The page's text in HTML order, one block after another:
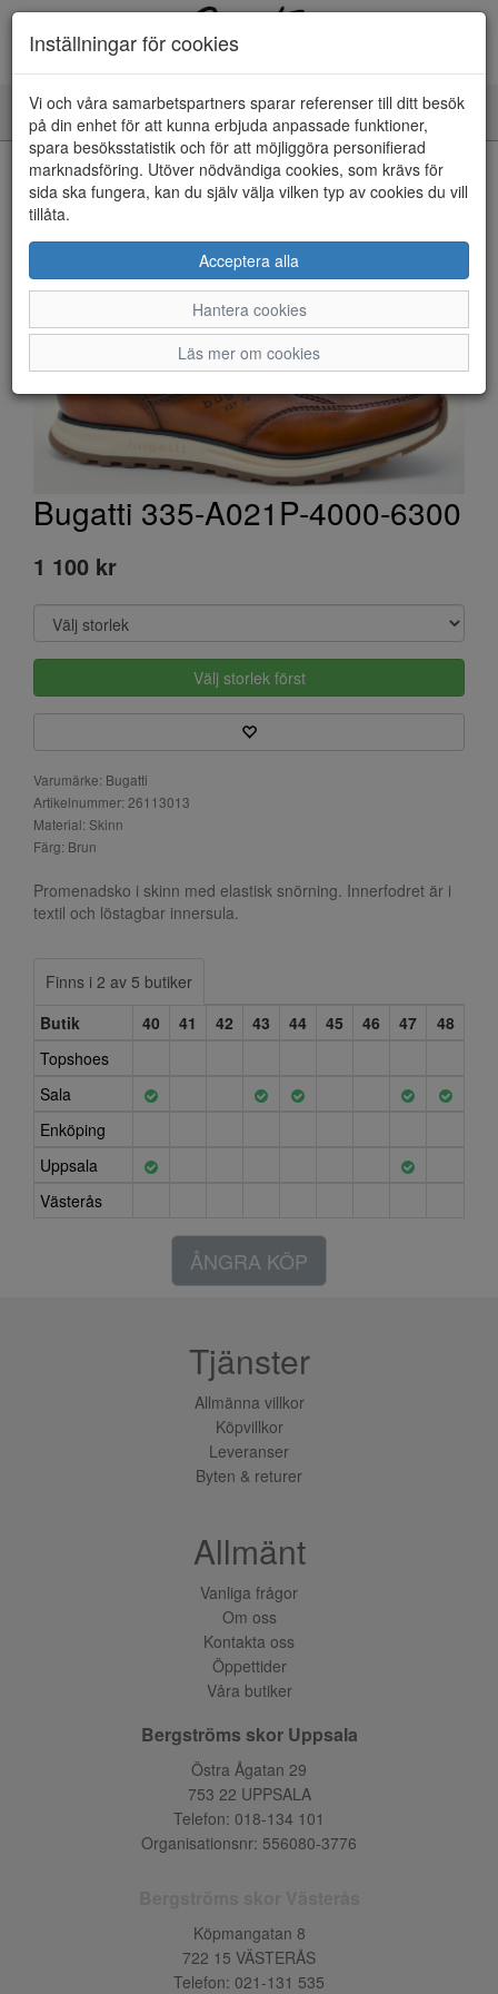
Toggle
navigation
HEM
Bugatti 335-A021P-4000-6300
1 100 kr
Välj storlek först
Varumärke: Bugatti
Artikelnummer: 26113013
Material: Skinn
Färg: Brun
Promenadsko i skinn med elastisk snörning. Innerfodret är i
textil och löstagbar innersula.
Finns i 2 av 5 butiker
Butik
40 41 42 43 44 45 46 47
48
Topshoes
Sala
Enköping
Uppsala
Västerås
ÅNGRA KÖP
Inställningar för cookies
Vi och våra samarbetspartners sparar referenser till ditt besök
på din enhet för att kunna erbjuda anpassade funktioner,
spara besöksstatistik och för att möjliggöra personifierad
marknadsföring. Utöver nödvändiga cookies, som krävs för
sida ska fungera, kan du själv välja vilken typ av cookies du vill
tillåta.
Acceptera alla
Hantera cookies
Läs mer om cookies
Tjänster
Allmänna villkor
Köpvillkor
Leveranser
Byten & returer
Allmänt
Vanliga frågor
Om oss
Kontakta oss
Öppettider
Våra butiker
Bergströms skor Uppsala
Östra Ågatan 29
753 22 UPPSALA
Telefon: 018-134 101
Organisationsnr: 556080-3776
Köpmangatan 8
722 15 VÄSTERÅS
Telefon: 021-131 535